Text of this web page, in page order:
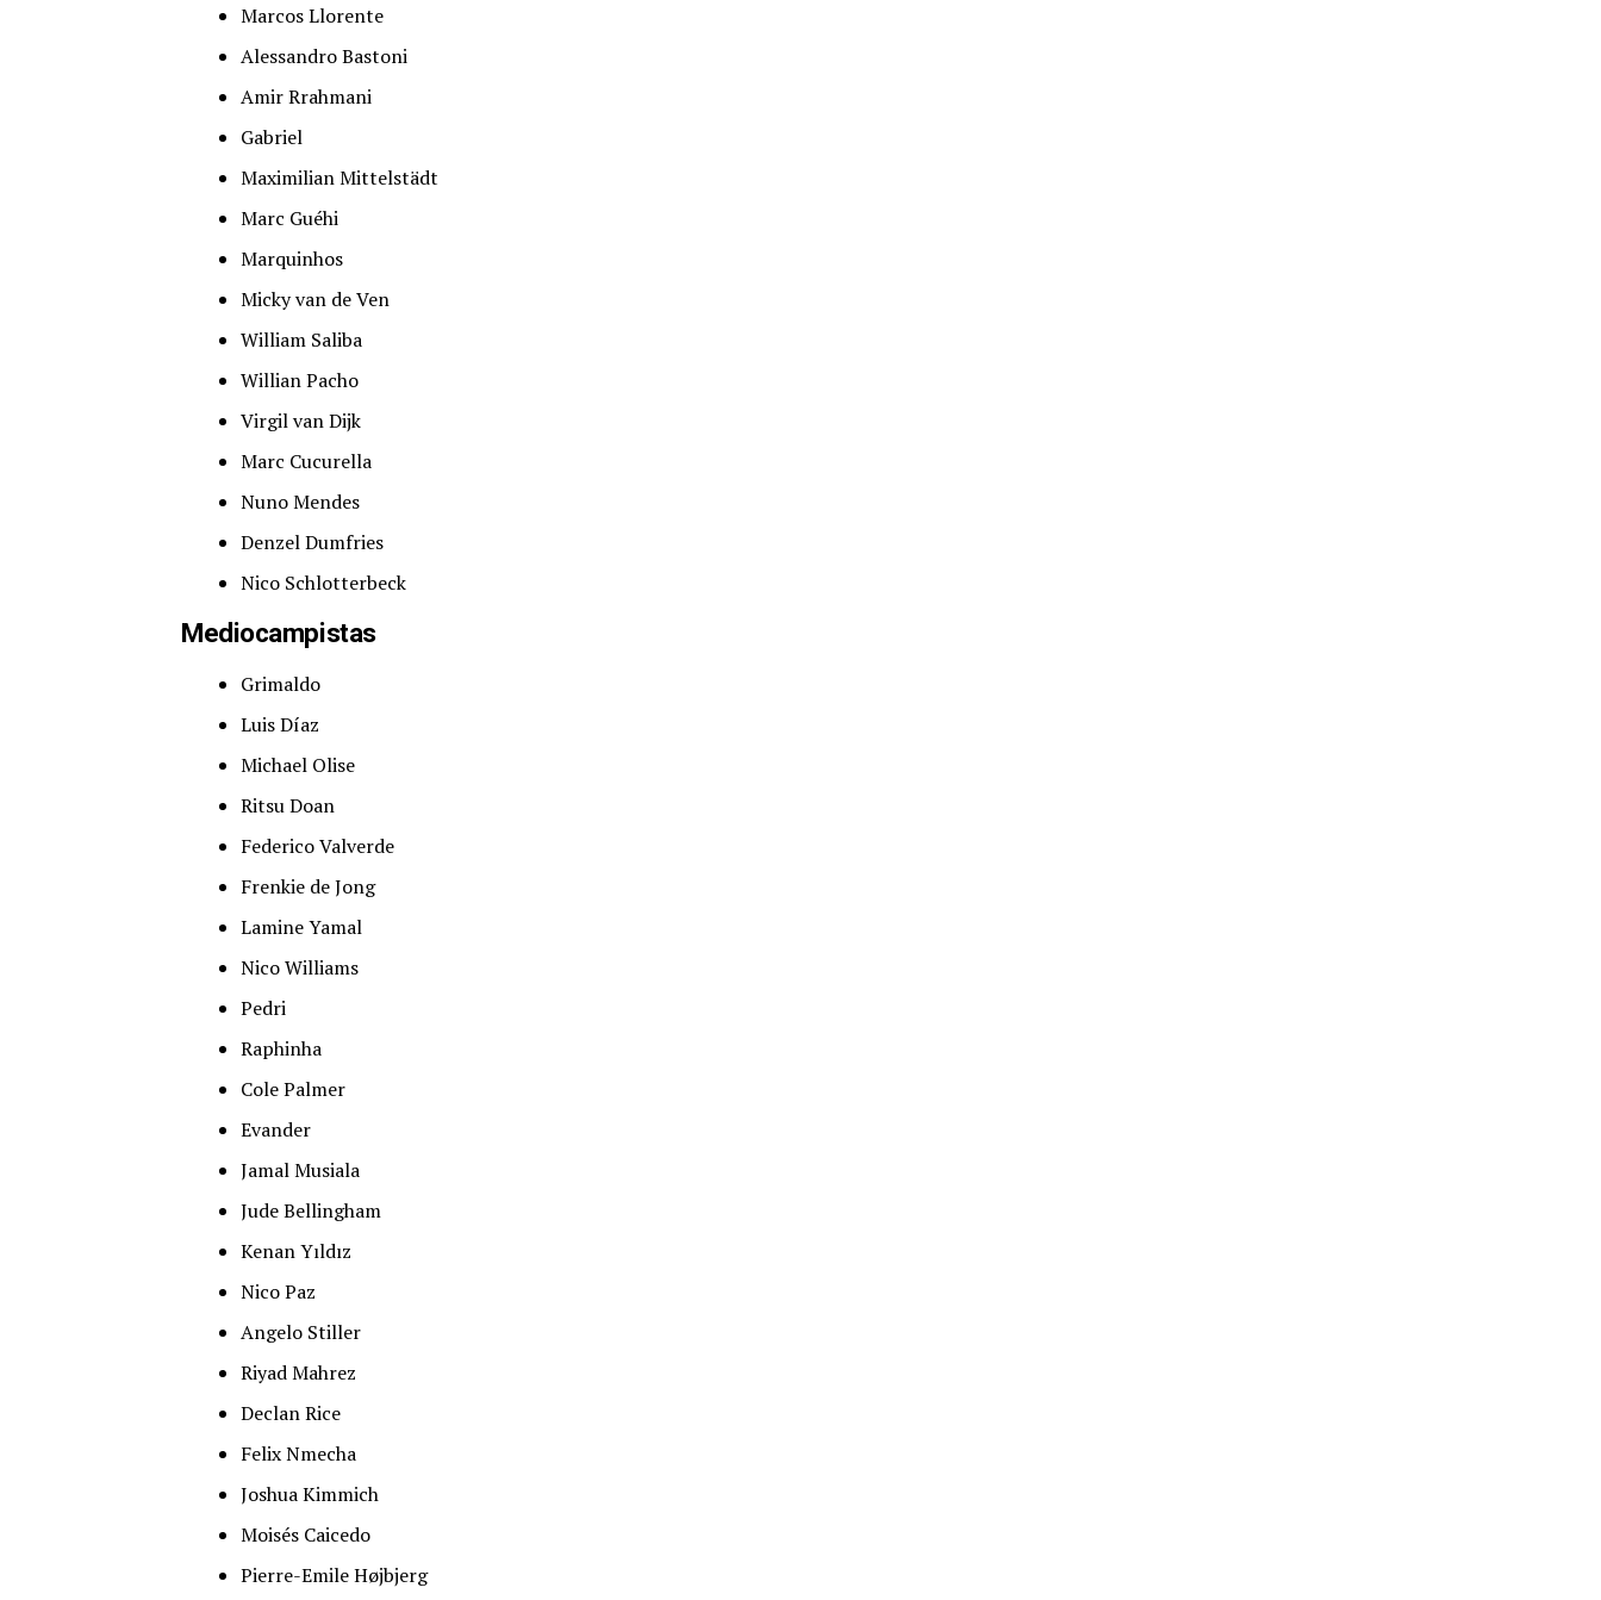
Marcos Llorente
Alessandro Bastoni
Amir Rrahmani
Gabriel
Maximilian Mittelstädt
Marc Guéhi
Marquinhos
Micky van de Ven
William Saliba
Willian Pacho
Virgil van Dijk
Marc Cucurella
Nuno Mendes
Denzel Dumfries
Nico Schlotterbeck
Mediocampistas
Grimaldo
Luis Díaz
Michael Olise
Ritsu Doan
Federico Valverde
Frenkie de Jong
Lamine Yamal
Nico Williams
Pedri
Raphinha
Cole Palmer
Evander
Jamal Musiala
Jude Bellingham
Kenan Yıldız
Nico Paz
Angelo Stiller
Riyad Mahrez
Declan Rice
Felix Nmecha
Joshua Kimmich
Moisés Caicedo
Pierre-Emile Højbjerg